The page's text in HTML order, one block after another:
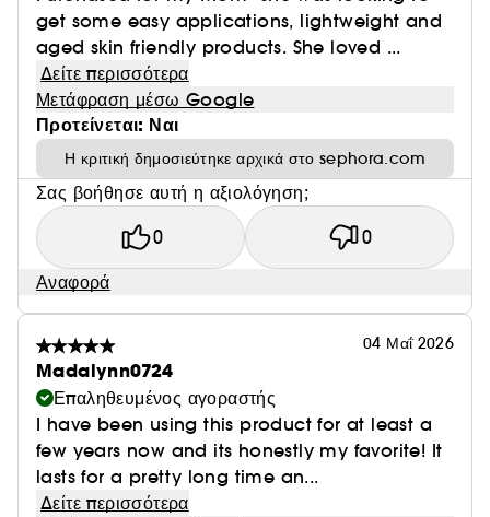
get some easy applications, lightweight and
aged skin friendly products. She loved ...
Δείτε περισσότερα
Μετάφραση μέσω Google
Προτείνεται: Ναι
Η κριτική δημοσιεύτηκε αρχικά στο sephora.com
Σας βοήθησε αυτή η αξιολόγηση;
0 0
Αναφορά
04 Μαΐ 2026
Madalynn0724
Επαληθευμένος αγοραστής
I have been using this product for at least a
few years now and its honestly my favorite! It
lasts for a pretty long time an...
Δείτε περισσότερα